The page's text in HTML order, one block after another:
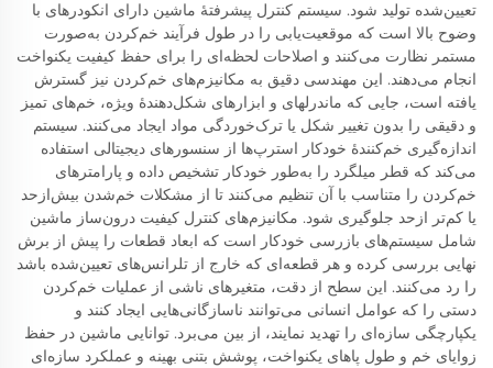
تعیین‌شده تولید شود. سیستم کنترل پیشرفتهٔ ماشین دارای انکودرهای با
وضوح بالا است که موقعیت‌یابی را در طول فرآیند خم‌کردن به‌صورت
مستمر نظارت می‌کنند و اصلاحات لحظه‌ای را برای حفظ کیفیت یکنواخت
انجام می‌دهند. این مهندسی دقیق به مکانیزم‌های خم‌کردن نیز گسترش
یافته است، جایی که ماندرلهای و ابزارهای شکل‌دهندهٔ ویژه، خم‌های تمیز
و دقیقی را بدون تغییر شکل یا ترک‌خوردگی مواد ایجاد می‌کنند. سیستم
اندازه‌گیری خم‌کنندهٔ خودکار استرپ‌ها از سنسورهای دیجیتالی استفاده
می‌کند که قطر میلگرد را به‌طور خودکار تشخیص داده و پارامترهای
خم‌کردن را متناسب با آن تنظیم می‌کنند تا از مشکلات خم‌شدن بیش‌ازحد
یا کم‌تر ازحد جلوگیری شود. مکانیزم‌های کنترل کیفیت درون‌ساز ماشین
شامل سیستم‌های بازرسی خودکار است که ابعاد قطعات را پیش از برش
نهایی بررسی کرده و هر قطعه‌ای که خارج از تلرانس‌های تعیین‌شده باشد
را رد می‌کنند. این سطح از دقت، متغیرهای ناشی از عملیات خم‌کردن
دستی را که عوامل انسانی می‌توانند ناسازگانی‌هایی ایجاد کنند و
یکپارچگی سازه‌ای را تهدید نمایند، از بین می‌برد. توانایی ماشین در حفظ
زوایای خم و طول پاهای یکنواخت، پوشش بتنی بهینه و عملکرد سازه‌ای